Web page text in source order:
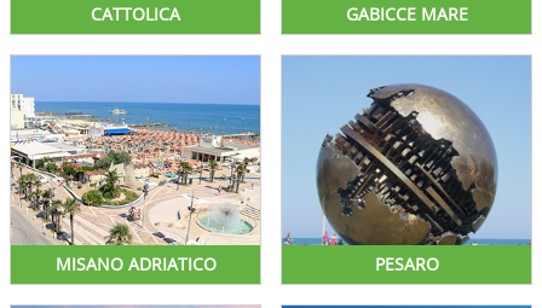
CATTOLICA GABICCE MARE
MISANO ADRIATICO PESARO